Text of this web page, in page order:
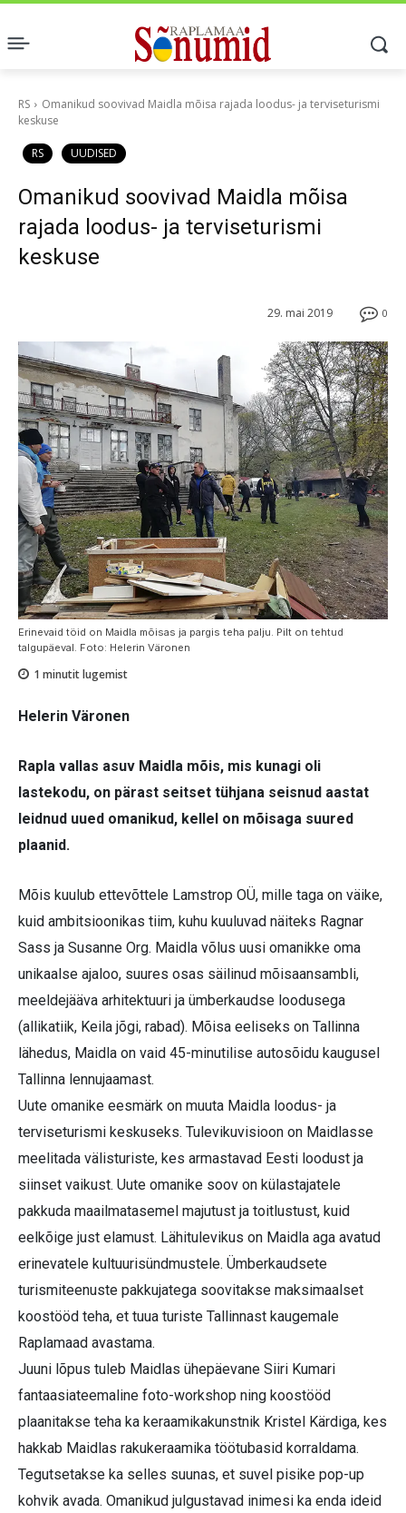
RS
Omanikud soovivad Maidla mõisa rajada loodus- ja terviseturismi
keskuse
RS UUDISED
Omanikud soovivad Maidla mõisa
rajada loodus- ja terviseturismi
keskuse
0
29. mai 2019
Erinevaid töid on Maidla mõisas ja pargis teha palju. Pilt on tehtud
talgupäeval. Foto: Helerin Väronen
1 minutit lugemist
Helerin Väronen
Rapla vallas asuv Maidla mõis, mis kunagi oli
lastekodu, on pärast seitset tühjana seisnud aastat
leidnud uued omanikud, kellel on mõisaga suured
plaanid.
Mõis kuulub ettevõttele Lamstrop OÜ, mille taga on väike,
kuid ambitsioonikas tiim, kuhu kuuluvad näiteks Ragnar
Sass ja Susanne Org. Maidla võlus uusi omanikke oma
unikaalse ajaloo, suures osas säilinud mõisaansambli,
meeldejääva arhitektuuri ja ümberkaudse loodusega
(allikatiik, Keila jõgi, rabad). Mõisa eeliseks on Tallinna
lähedus, Maidla on vaid 45-minutilise autosõidu kaugusel
Tallinna lennujaamast.
Uute omanike eesmärk on muuta Maidla loodus- ja
terviseturismi keskuseks. Tulevikuvisioon on Maidlasse
meelitada välisturiste, kes armastavad Eesti loodust ja
siinset vaikust. Uute omanike soov on külastajatele
pakkuda maailmatasemel majutust ja toitlustust, kuid
eelkõige just elamust. Lähitulevikus on Maidla aga avatud
erinevatele kultuurisündmustele. Ümberkaudsete
turismiteenuste pakkujatega soovitakse maksimaalset
koostööd teha, et tuua turiste Tallinnast kaugemale
Raplamaad avastama.
Juuni lõpus tuleb Maidlas ühepäevane Siiri Kumari
fantaasiateemaline foto-work­shop ning koostööd
plaanitakse teha ka keraamikakunstnik Kristel Kärdiga, kes
hakkab Maidlas rakukeraamika töötubasid korraldama.
Tegutsetakse ka selles suunas, et suvel pisike pop-up
kohvik avada. Omanikud julgustavad inimesi ka enda ideid